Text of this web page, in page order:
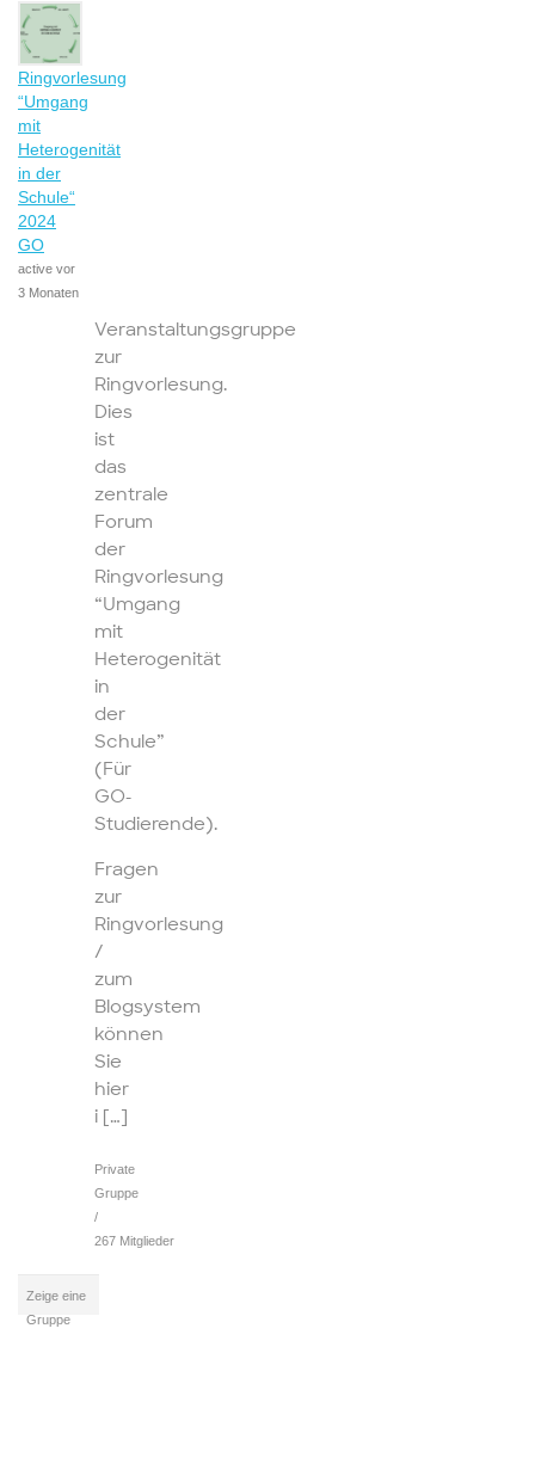
Ringvorlesung
“Umgang
mit
Heterogenität
in der
Schule“
2024
GO
active vor
3 Monaten
Veranstaltungsgruppe
zur
Ringvorlesung.
Dies
ist
das
zentrale
Forum
der
Ringvorlesung
“Umgang
mit
Heterogenität
in
der
Schule”
(Für
GO-
Studierende).
Fragen
zur
Ringvorlesung
/
zum
Blogsystem
können
Sie
hier
i […]
Private
Gruppe
/
267 Mitglieder
Zeige eine
Gruppe